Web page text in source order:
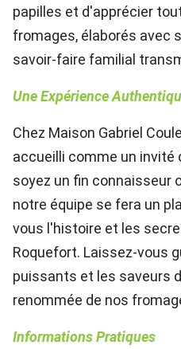
papilles et d'apprécier
fromages, élaborés avec
savoir-faire familial
Une Expérience
Chez Maison Gabriel
accueilli comme un invité
soyez un fin connaisseur
notre équipe se fera un
vous l'histoire et les
Roquefort. Laissez-vous
puissants et les saveurs
renommée de nos
Informations Pratiques